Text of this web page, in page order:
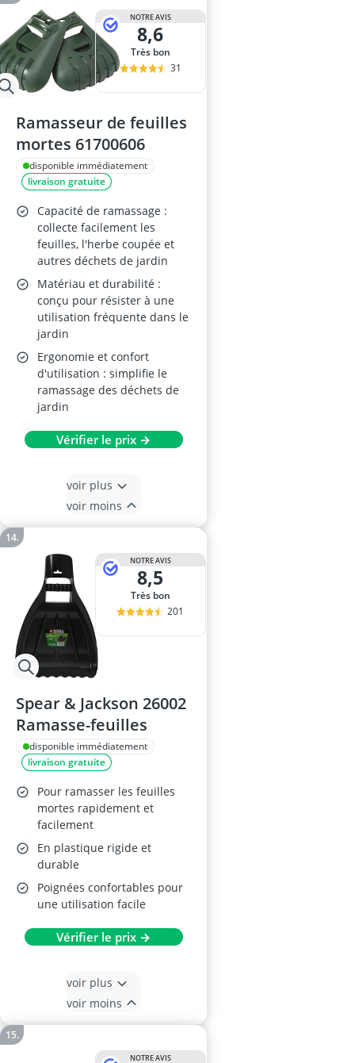
NOTRE AVIS
8,6
Très bon
31
Ramasseur de feuilles
mortes 61700606
disponible immédiatement
livraison gratuite
Capacité de ramassage :
collecte facilement les
feuilles, l'herbe coupée et
autres déchets de jardin
Matériau et durabilité :
conçu pour résister à une
utilisation fréquente dans le
jardin
Ergonomie et confort
d'utilisation : simplifie le
ramassage des déchets de
jardin
Vérifier le prix →
voir plus
voir moins
NOTRE AVIS
8,5
Très bon
201
Spear & Jackson 26002
Ramasse-feuilles
disponible immédiatement
livraison gratuite
Pour ramasser les feuilles
mortes rapidement et
facilement
En plastique rigide et
durable
Poignées confortables pour
une utilisation facile
Vérifier le prix →
voir plus
voir moins
NOTRE AVIS